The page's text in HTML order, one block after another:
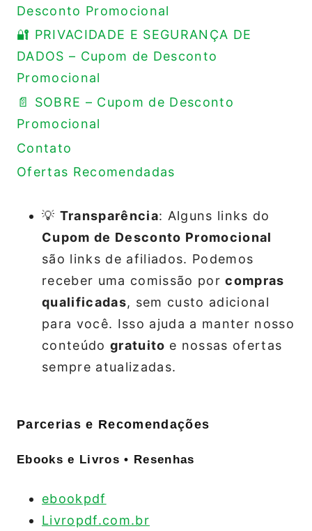
Desconto Promocional
🔐 PRIVACIDADE E SEGURANÇA DE
DADOS – Cupom de Desconto
Promocional
📄 SOBRE – Cupom de Desconto
Promocional
Contato
Ofertas Recomendadas
💡 Transparência: Alguns links do
Cupom de Desconto Promocional
são links de afiliados. Podemos
receber uma comissão porcompras
qualificadas, sem custo adicional
para você. Isso ajuda a manter nosso
conteúdo gratuito e nossas ofertas
sempre atualizadas.
Parcerias e Recomendações
Ebooks e Livros • Resenhas
ebookpdf
Livropdf.com.br